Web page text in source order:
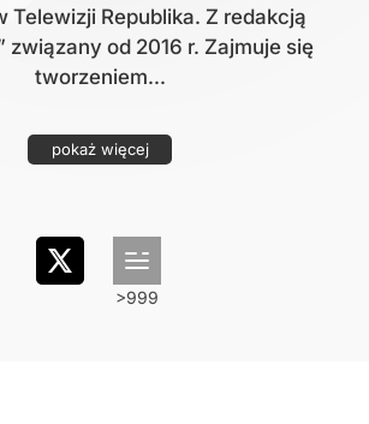
Telewizji Republika. Z redakcją
związany od 2016 r. Zajmuje się
tworzeniem...
pokaż więcej